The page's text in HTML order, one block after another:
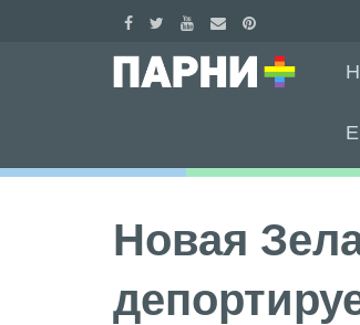
Новая